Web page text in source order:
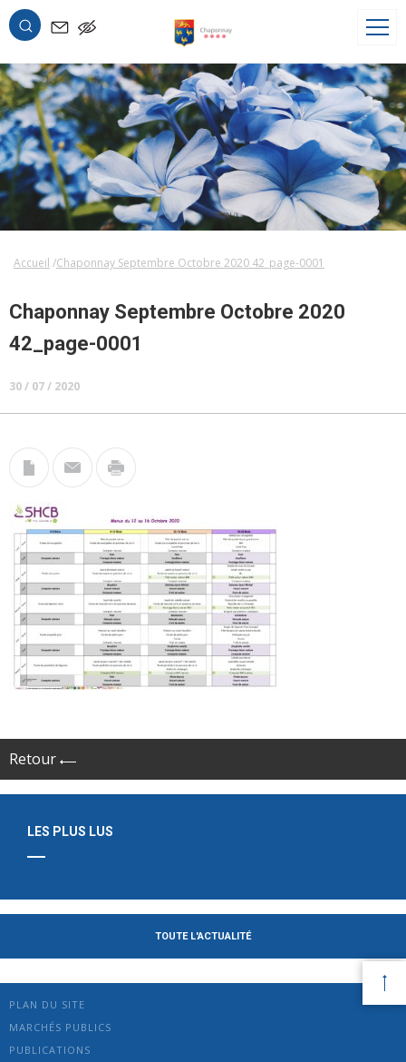
OK
Accueil Chaponnay Septembre Octobre 2020 42_page-0001
Chaponnay Septembre Octobre 2020
42_page-0001
30 / 07 / 2020
Retour
LES PLUS LUS
TOUTE L'ACTUALITÉ
PLAN DU SITE
MARCHÉS PUBLICS
PUBLICATIONS